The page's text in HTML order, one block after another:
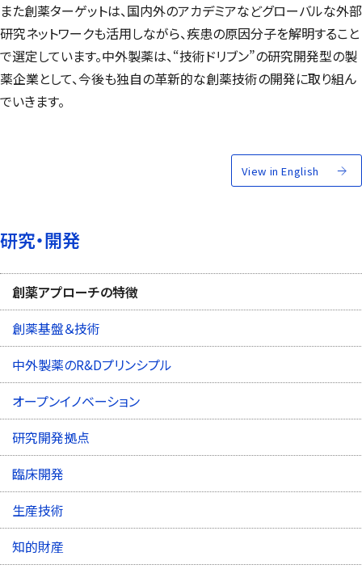
また創薬ターゲットは、国内外のアカデミアなどグローバルな外部
研究ネットワークも活用しながら、疾患の原因分子を解明すること
で選定しています。中外製薬は、“技術ドリブン”の研究開発型の製
薬企業として、今後も独自の革新的な創薬技術の開発に取り組ん
でいきます。
View in English
研究・開発
創薬アプローチの特徴
創薬基盤＆技術
中外製薬のR&Dプリンシプル
オープンイノベーション
研究開発拠点
臨床開発
生産技術
知的財産